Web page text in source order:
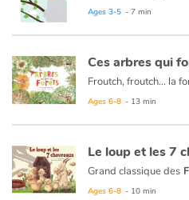
Ages 3-5 - 7 min
Ces arbres qui
Ages 6-8 - 13 min
Le loup et les 7
Grand classique des
Ages 6-8 - 10 min